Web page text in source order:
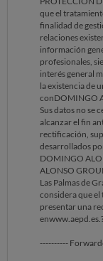
que el
finalidad de
relaciones
información
profesionales,
interés general
la existencia de
conDOMINGO
Sus datos no se
alcanzar el fin
rectificación,
desarrollados
DOMINGO
ALONSO
Las Palmas de
considera que el
presentar una
----------